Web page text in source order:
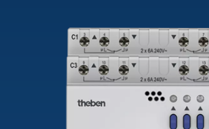
KNX
OEM-Lösungen